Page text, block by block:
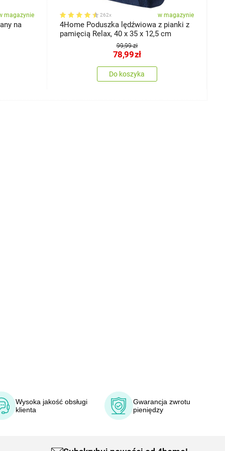
magazynie
na
262x w magazynie
4Home Poduszka lędźwiowa z pianki z
pamięcią Relax, 40 x 35 x 12,5 cm
99,99 zł
78,99zł
Do koszyka
Wysoka jakość obsługi
klienta
Gwarancja zwrotu
pieniędzy